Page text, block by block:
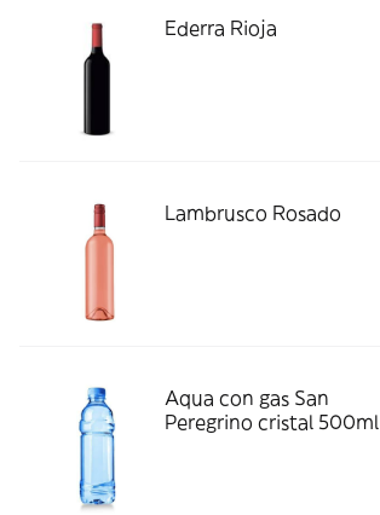
Ederra Rioja
Lambrusco Rosado
Aqua con gas San
Peregrino cristal 500ml